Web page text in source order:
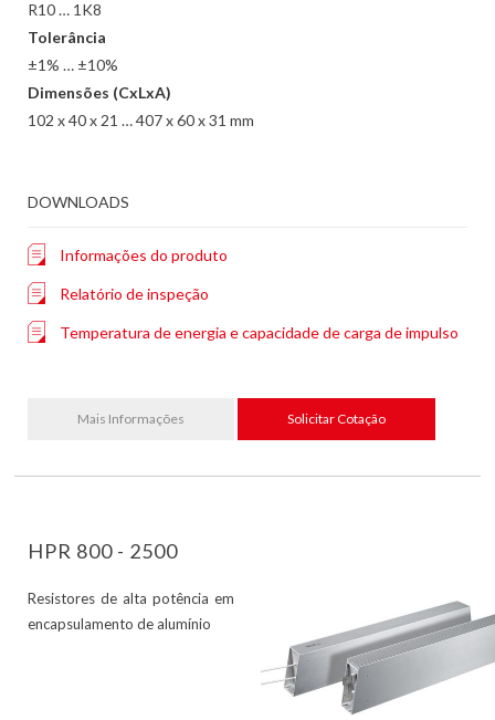
R10 … 1K8
Tolerância
±1% … ±10%
Dimensões (CxLxA)
102 x 40 x 21 … 407 x 60 x 31 mm
DOWNLOADS
Informações do produto
Relatório de inspeção
Temperatura de energia e capacidade de carga de impulso
Mais Informações Solicitar Cotação
HPR 800 - 2500
Resistores de alta potência em
encapsulamento de alumínio